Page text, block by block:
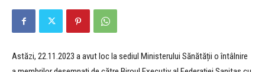
Astăzi, 22.11.2023 a avut loc la sediul Ministerului Sănătății o întâlnire